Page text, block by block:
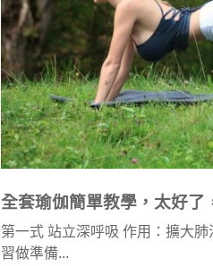
全套瑜伽簡單教學，太好了
第一式 站立深呼吸 作用：擴大
習做準備...